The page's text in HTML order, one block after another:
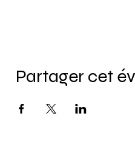
Partager cet